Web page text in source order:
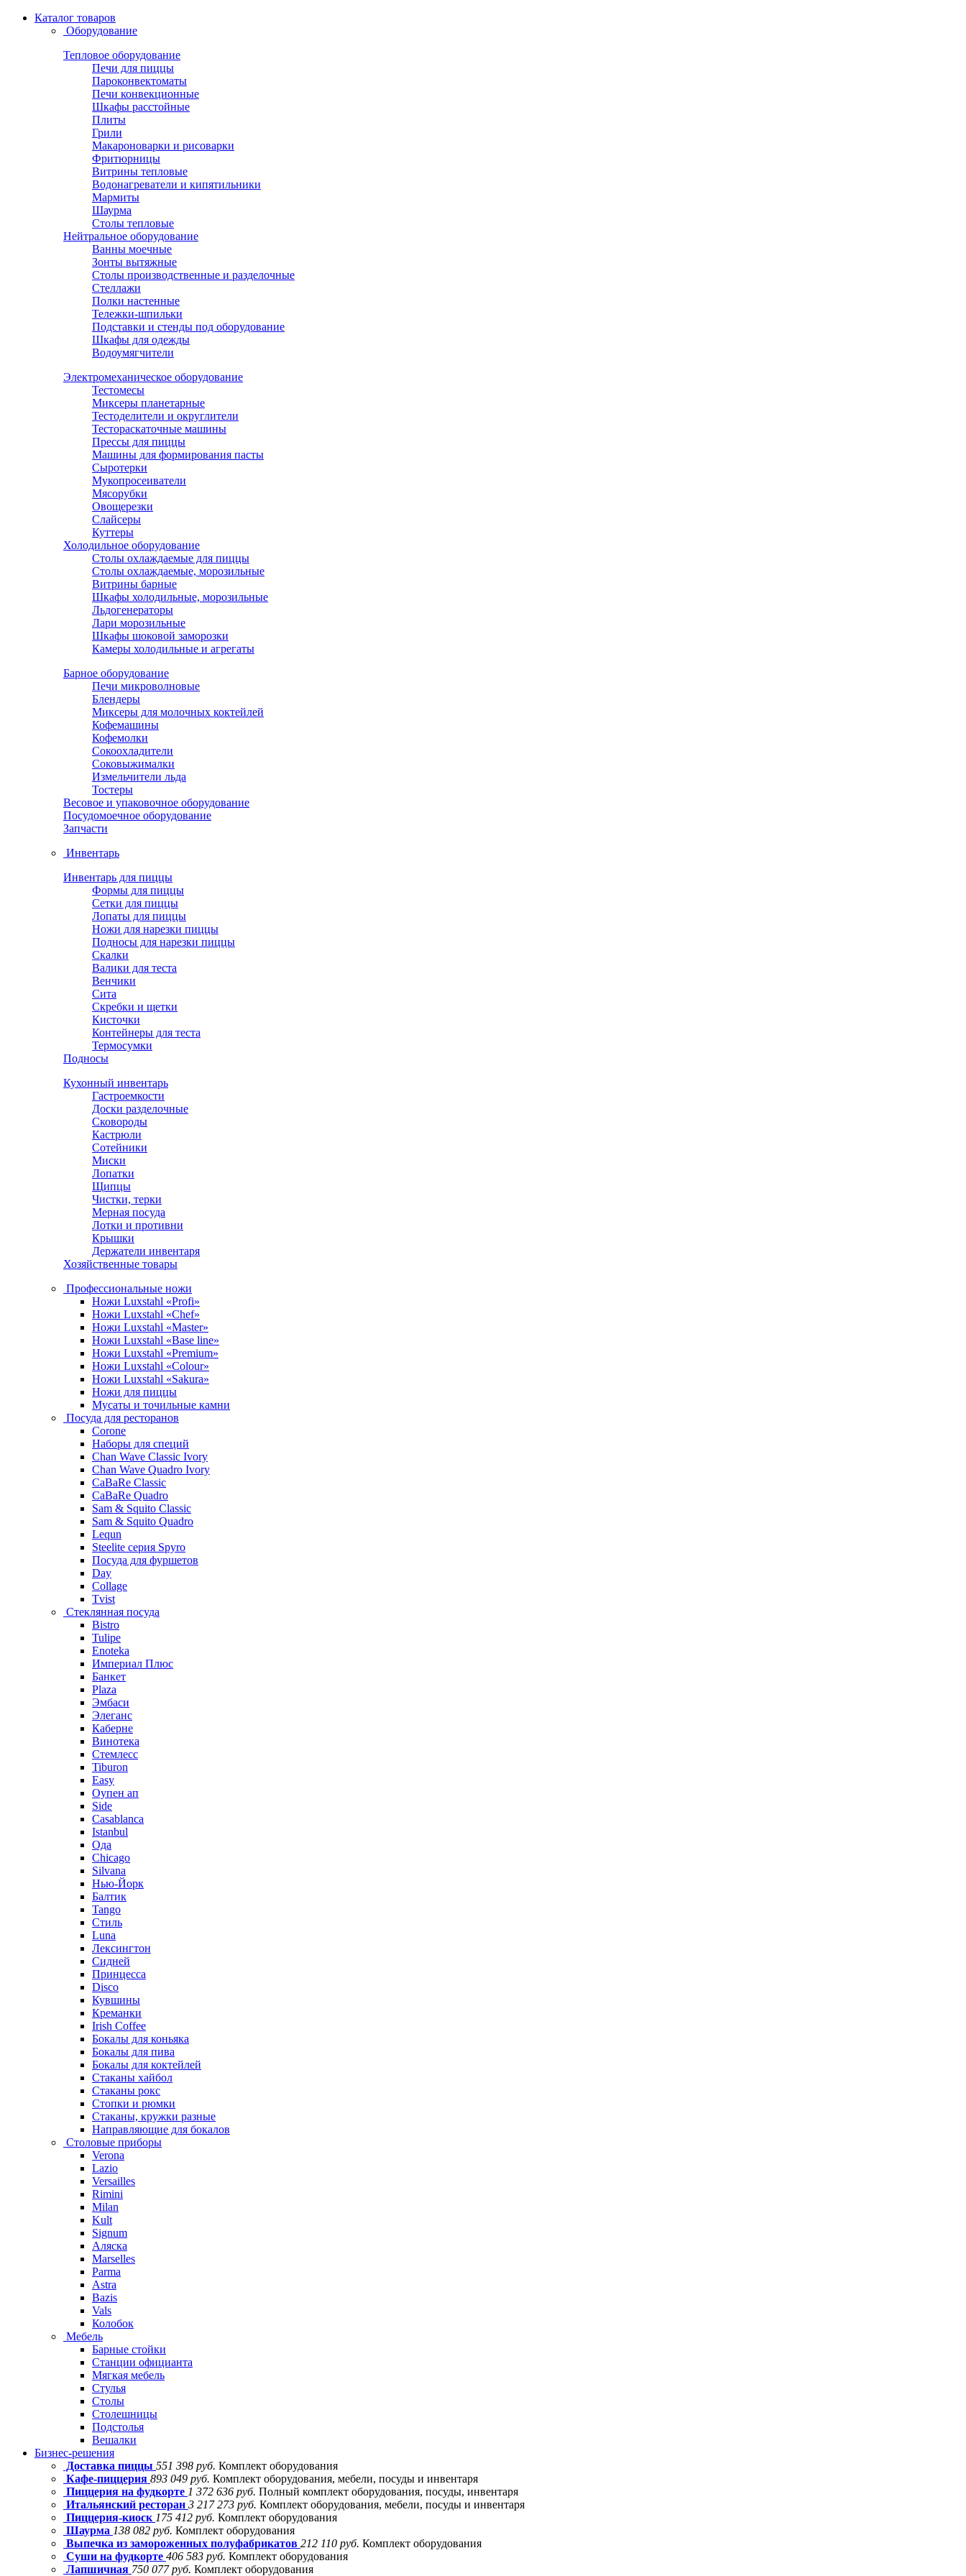
Каталог товаров
Оборудование
Тепловое оборудование
Печи для пиццы
Пароконвектоматы
Печи конвекционные
Шкафы расстойные
Плиты
Грили
Макароноварки и рисоварки
Фритюрницы
Витрины тепловые
Водонагреватели и кипятильники
Мармиты
Шаурма
Столы тепловые
Нейтральное оборудование
Ванны моечные
Зонты вытяжные
Столы производственные и разделочные
Стеллажи
Полки настенные
Тележки-шпильки
Подставки и стенды под оборудование
Шкафы для одежды
Водоумягчители
Электромеханическое оборудование
Тестомесы
Миксеры планетарные
Тестоделители и округлители
Тестораскаточные машины
Прессы для пиццы
Машины для формирования пасты
Сыротерки
Мукопросеиватели
Мясорубки
Овощерезки
Слайсеры
Куттеры
Холодильное оборудование
Столы охлаждаемые для пиццы
Столы охлаждаемые, морозильные
Витрины барные
Шкафы холодильные, морозильные
Льдогенераторы
Лари морозильные
Шкафы шоковой заморозки
Камеры холодильные и агрегаты
Барное оборудование
Печи микроволновые
Блендеры
Миксеры для молочных коктейлей
Кофемашины
Кофемолки
Сокоохладители
Соковыжималки
Измельчители льда
Тостеры
Весовое и упаковочное оборудование
Посудомоечное оборудование
Запчасти
Инвентарь
Инвентарь для пиццы
Формы для пиццы
Сетки для пиццы
Лопаты для пиццы
Ножи для нарезки пиццы
Подносы для нарезки пиццы
Скалки
Валики для теста
Венчики
Сита
Скребки и щетки
Кисточки
Контейнеры для теста
Термосумки
Подносы
Кухонный инвентарь
Гастроемкости
Доски разделочные
Сковороды
Кастрюли
Сотейники
Миски
Лопатки
Щипцы
Чистки, терки
Мерная посуда
Лотки и противни
Крышки
Держатели инвентаря
Хозяйственные товары
Профессиональные ножи
Ножи Luxstahl «Profi»
Ножи Luxstahl «Chef»
Ножи Luxstahl «Master»
Ножи Luxstahl «Base line»
Ножи Luxstahl «Premium»
Ножи Luxstahl «Colour»
Ножи Luxstahl «Sakura»
Ножи для пиццы
Мусаты и точильные камни
Посуда для ресторанов
Corone
Наборы для специй
Chan Wave Classic Ivory
Chan Wave Quadro Ivory
CaBaRe Classic
CaBaRe Quadro
Sam & Squito Classic
Sam & Squito Quadro
Lequn
Steelite серия Spyro
Посуда для фуршетов
Day
Collage
Tvist
Стеклянная посуда
Bistro
Tulipe
Enoteka
Империал Плюс
Банкет
Plaza
Эмбаси
Элеганс
Каберне
Винотека
Стемлесс
Tiburon
Easy
Оупен ап
Side
Casablanca
Istanbul
Ода
Chicago
Silvana
Нью-Йорк
Балтик
Tango
Стиль
Luna
Лексингтон
Сидней
Принцесса
Disco
Кувшины
Креманки
Irish Coffee
Бокалы для коньяка
Бокалы для пива
Бокалы для коктейлей
Стаканы хайбол
Стаканы рокс
Стопки и рюмки
Стаканы, кружки разные
Направляющие для бокалов
Столовые приборы
Verona
Lazio
Versailles
Rimini
Milan
Kult
Signum
Аляска
Marselles
Parma
Astra
Bazis
Vals
Колобок
Мебель
Барные стойки
Станции официанта
Мягкая мебель
Стулья
Столы
Столешницы
Подстолья
Вешалки
Бизнес-решения
Доставка пиццы 551 398 руб. Комплект оборудования
Кафе-пиццерия 893 049 руб. Комплект оборудования, мебели, посуды и инвентаря
Пиццерия на фудкорте 1 372 636 руб. Полный комплект оборудования, посуды, инвентаря
Итальянский ресторан 3 217 273 руб. Комплект оборудования, мебели, посуды и инвентаря
Пиццерия-киоск 175 412 руб. Комплект оборудования
Шаурма 138 082 руб. Комплект оборудования
Выпечка из замороженных полуфабрикатов 212 110 руб. Комплект оборудования
Суши на фудкорте 406 583 руб. Комплект оборудования
Лапшичная 750 077 руб. Комплект оборудования